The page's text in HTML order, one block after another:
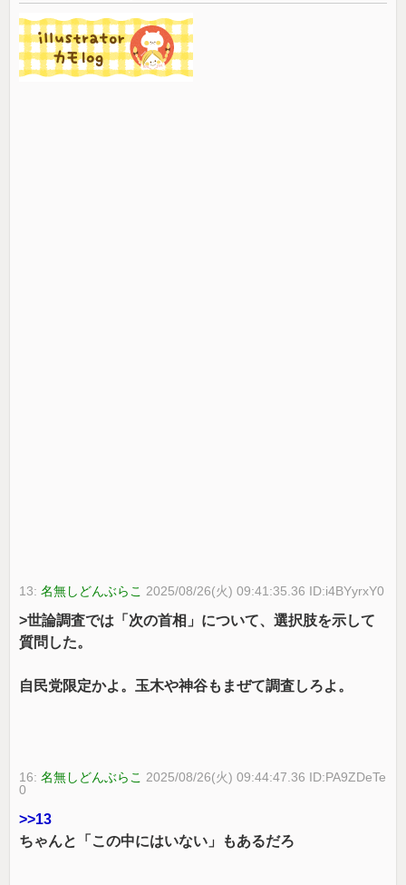
13:名無しどんぶらこ 2025/08/26(火) 09:41:35.36 ID:i4BYyrxY0
>世論調査では「次の首相」について、選択肢を示して
質問した。
自民党限定かよ。玉木や神谷もまぜて調査しろよ。
16:名無しどんぶらこ 2025/08/26(火) 09:44:47.36 ID:PA9ZDeTe
0
>>13
ちゃんと「この中にはいない」もあるだろ